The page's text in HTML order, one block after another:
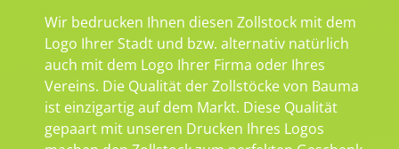
Wir bedrucken Ihnen diesen Zollstock mit dem
Logo Ihrer Stadt und bzw. alternativ natürlich
auch mit dem Logo Ihrer Firma oder Ihres
Vereins. Die Qualität der Zollstöcke von Bauma
ist einzigartig auf dem Markt. Diese Qualität
gepaart mit unseren Drucken Ihres Logos